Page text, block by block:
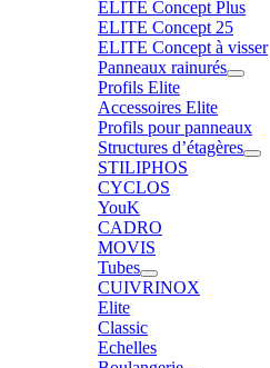
ELITE Concept Plus
ELITE Concept 25
ELITE Concept à visser
Panneaux rainurés
Profils Elite
Accessoires Elite
Profils pour panneaux
Structures d’étagères
STILIPHOS
CYCLOS
YouK
CADRO
MOVIS
Tubes
CUIVRINOX
Elite
Classic
Echelles